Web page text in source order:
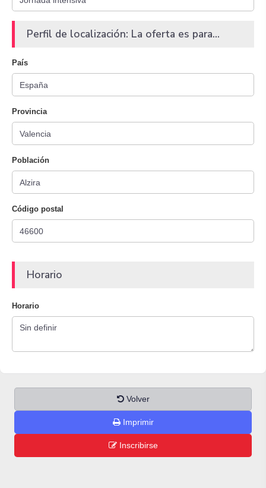
Perfil de localización: La oferta es para...
País
Provincia
Población
Código postal
Horario
Horario
Volver
Imprimir
Inscribirse